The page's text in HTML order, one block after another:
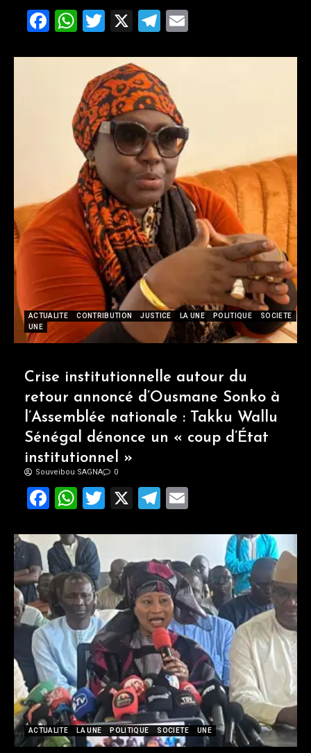
ACTUALITE CONTRIBUTION JUSTICE LA UNE POLITIQUE
SOCIETE
UNE
Facebook
WhatsApp
Twitter
X Telegram
ACTUALITE LA UNE POLITIQUE SOCIETE UNE
Crise institutionnelle autour du
retour annoncé d’Ousmane Sonko à
l’Assemblée nationale : Takku Wallu
Sénégal dénonce un « coup d’État
institutionnel »
Souveibou SAGNA 0
Facebook
WhatsApp
Twitter
X Telegram